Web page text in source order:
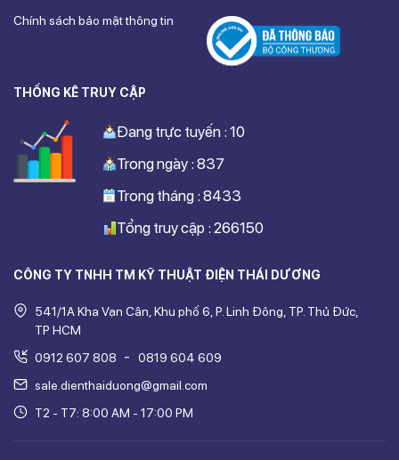
CÔNG TY TNHH TM KỸ THUẬT ĐIỆN THÁI DƯƠNG
541/1A Kha Vạn Cân, Khu phố 6, P. Linh Đông, TP. Thủ Đức,
TP HCM
0912 607 808
-
0819 604 609
sale.dienthaiduong@gmail.com
T2 - T7: 8:00 AM - 17:00 PM
Chính sách bảo mật thông tin
THỐNG KÊ TRUY CẬP
Trong ngày : 837
Trong tháng : 8433
Tổng truy cập : 266150
Đang trực tuyến : 10